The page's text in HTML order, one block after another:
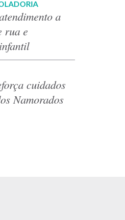
a
rua e
cuidados
Namorados